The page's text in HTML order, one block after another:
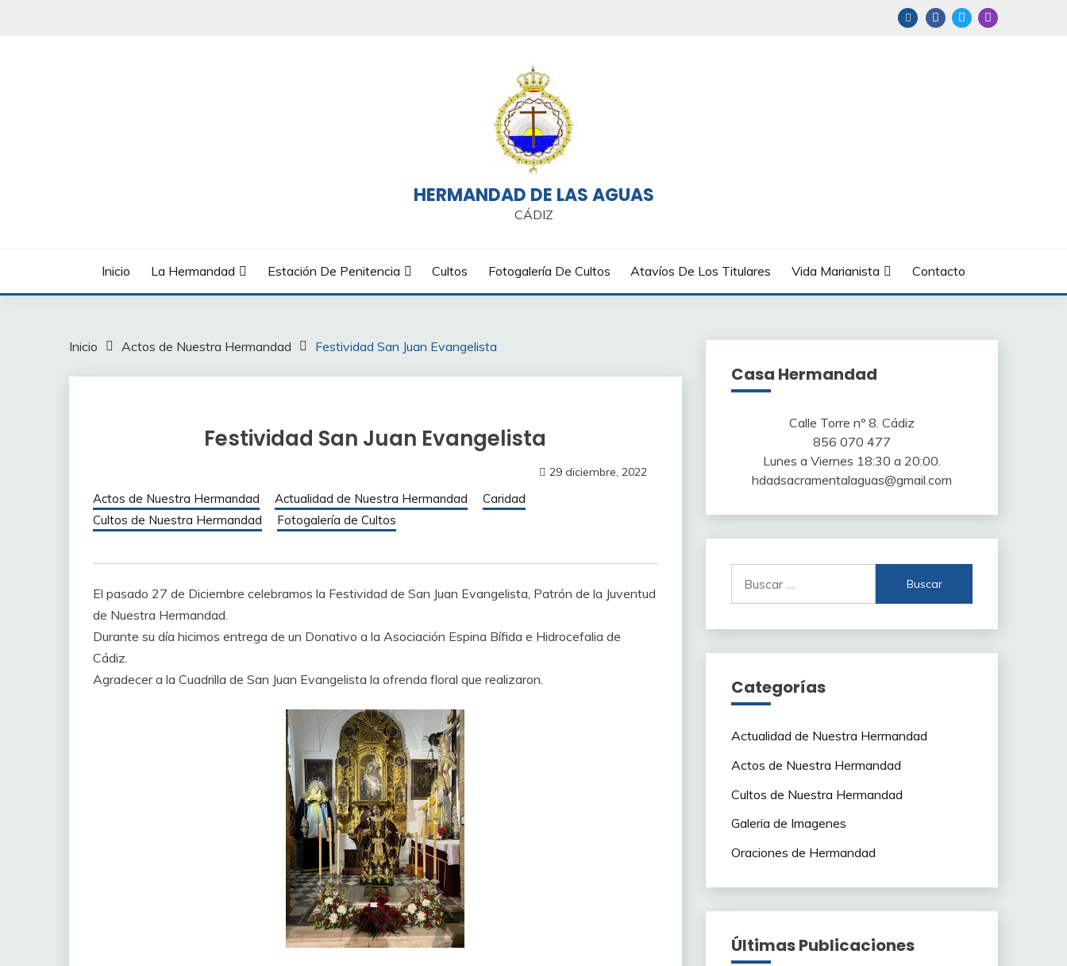
HERMANDAD DE LAS AGUAS
CÁDIZ
Inicio La Hermandad Estación De Penitencia Cultos Fotogalería De Cultos Atavíos De Los Titulares Vida Marianista Contacto
Inicio Actos de Nuestra Hermandad Festividad San Juan Evangelista
Festividad San Juan Evangelista
29 diciembre, 2022
Actos de Nuestra Hermandad Actualidad de Nuestra Hermandad
Caridad
Cultos de Nuestra Hermandad
Fotogalería de Cultos
El pasado 27 de Diciembre celebramos la Festividad de San Juan Evangelista, Patrón de la Juventud
de Nuestra Hermandad.
Durante su día hicimos entrega de un Donativo a la Asociación Espina Bífida e Hidrocefalia de
Cádiz.
Agradecer a la Cuadrilla de San Juan Evangelista la ofrenda floral que realizaron.
Casa Hermandad
Calle Torre nº 8. Cádiz
856 070 477
Lunes a Viernes 18:30 a 20:00.
hdadsacramentalaguas@gmail.com
Categorías
Actualidad de Nuestra Hermandad
Actos de Nuestra Hermandad
Cultos de Nuestra Hermandad
Galeria de Imagenes
Oraciones de Hermandad
Últimas Publicaciones